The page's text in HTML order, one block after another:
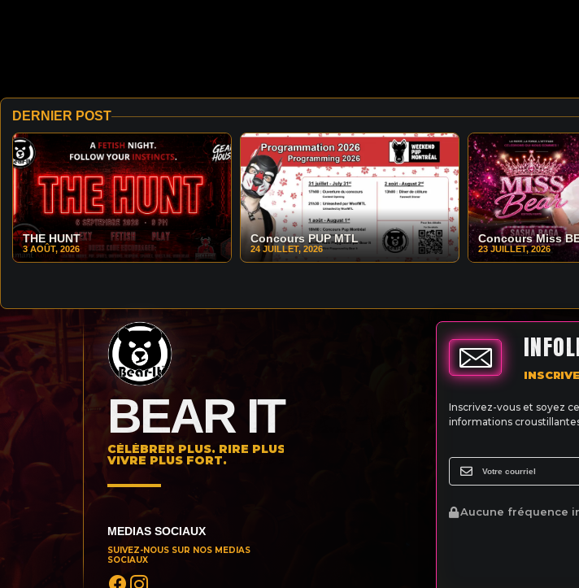
DERNIER POST
THE HUNT
3 AOÛT, 2026
Concours PUP MTL
24 JUILLET, 2026
Concours Miss
23 JUILLET, 2026
BEAR IT
CÉLÉBRER PLUS. RIRE PLUS.
VIVRE PLUS FORT.
MEDIAS SOCIAUX
SUIVEZ-NOUS SUR NOS MEDIAS
SOCIAUX
Inscrivez-vous et soyez
informations
Aucune fréquence